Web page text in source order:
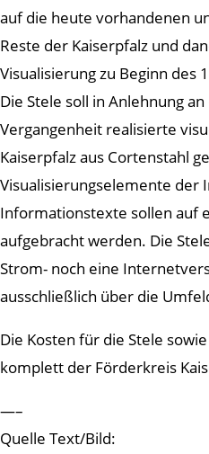
auf die heute vorhandenen
Reste der Kaiserpfalz und
Visualisierung zu Beginn des
Die Stele soll in Anlehnung
Vergangenheit realisierte
Kaiserpfalz aus Cortenstahl
Visualisierungselemente der
Informationstexte sollen auf
aufgebracht werden. Die
Strom- noch eine
ausschließlich über die
Die Kosten für die Stele
komplett der Förderkreis
—–
Quelle Text/Bild: